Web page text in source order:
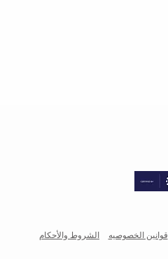
قوانين الخصوصيه الشروط والأحكام